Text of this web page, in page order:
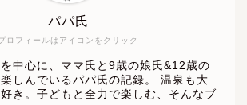
ロフィールはアイコンをクリック
パパ氏
中心に、ママ氏と9歳の娘氏&12歳の
しんでいるパパ氏の記録。 温泉も大
き。子どもと全力で楽しむ、そんなブ